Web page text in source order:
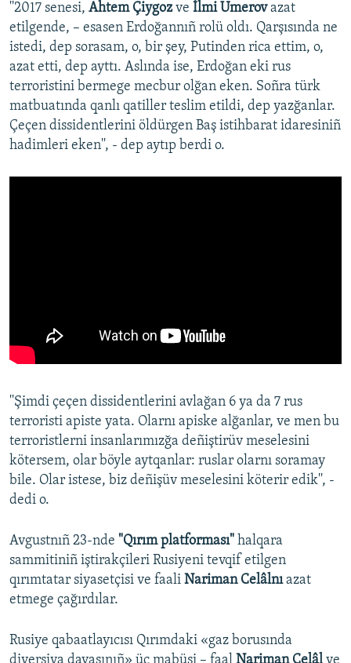
''2017 senesi, Ahtem Çiygozve İlmi Umerovazat
etilgende, – esasen Erdoğannıñ rolü oldı. Qarşısında ne
istedi, dep sorasam, o, bir şey, Putinden rica ettim, o,
azat etti, dep ayttı. Aslında ise, Erdoğan eki rus
terroristini bermege mecbur olğan eken. Soñra türk
matbuatında qanlı qatiller teslim etildi, dep yazğanlar.
Çeçen dissidentlerini öldürgen Baş istihbarat idaresiniñ
hadimleri eken'', - dep aytıp berdi o.
''Şimdi çeçen dissidentlerini avlağan 6 ya da 7 rus
terroristi apiste yata. Olarnı apiske alğanlar, ve men bu
terroristlerni insanlarımızğa deñiştirüv meselesini
kötersem, olar böyle aytqanlar: ruslar olarnı soramay
bile. Olar istese, biz deñişüv meselesini köterir edik'', -
dedi o.
Avgustnıñ 23-nde "Qırım platforması" halqara
sammitiniñ iştirakçileri Rusiyeni tevqif etilgen
qırımtatar siyasetçisi ve faali Nariman Celâlnıazat
etmege çağırdılar.
Rusiye qabaatlayıcısı Qırımdaki «gaz borusında